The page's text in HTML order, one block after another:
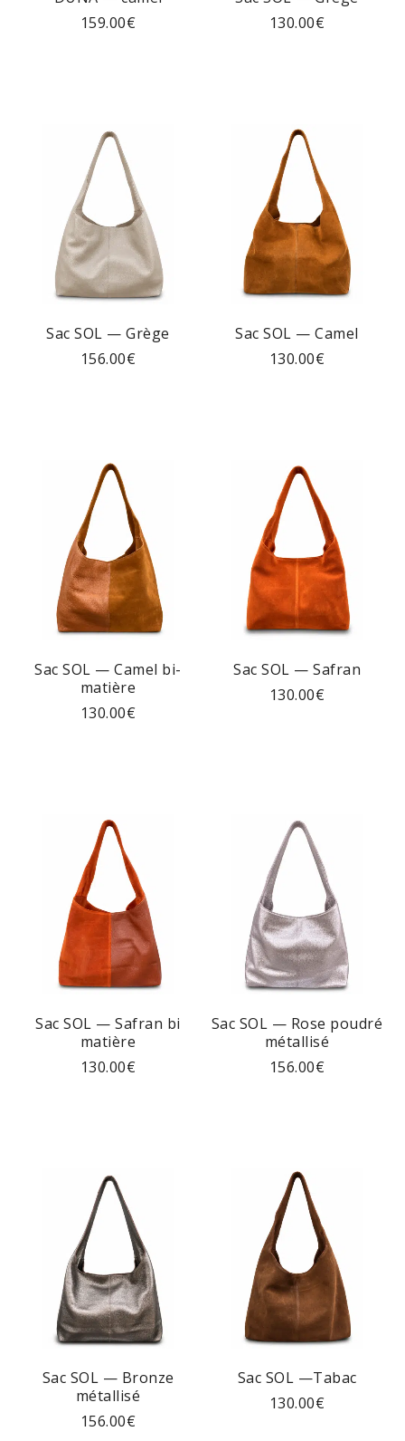
159.00€
130.00€
Sac SOL — Grège
156.00€
Sac SOL — Camel
130.00€
Sac SOL — Camel bi-
matière
130.00€
Sac SOL — Safran
130.00€
Sac SOL — Safran bi
matière
130.00€
Sac SOL — Rose poudré
métallisé
156.00€
Sac SOL — Bronze
métallisé
156.00€
Sac SOL —Tabac
130.00€